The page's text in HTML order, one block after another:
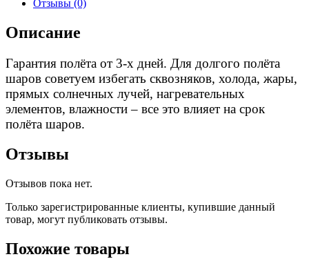
Отзывы (0)
Описание
Гарантия полёта от 3-х дней. Для долгого полёта
шаров советуем избегать сквозняков, холода, жары,
прямых солнечных лучей, нагревательных
элементов, влажности – все это влияет на срок
полёта шаров.
Отзывы
Отзывов пока нет.
Только зарегистрированные клиенты, купившие данный
товар, могут публиковать отзывы.
Похожие товары